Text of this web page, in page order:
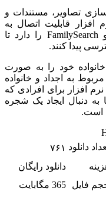
سازی تصاویر، مستندات و
افزار قابلیت اتصال به
سرویس های آنلاین مانند آنسرستری و FamilySearch را دارد تا
پیدا کنند.
خانواده خود را به صورت
به اجداد و خانواده
افزار برای افرادی که
به دنبال ایجاد یک شجره
است.
دانلود ۷۶۱
دانلود رایگان
فایل 365 مگابایت